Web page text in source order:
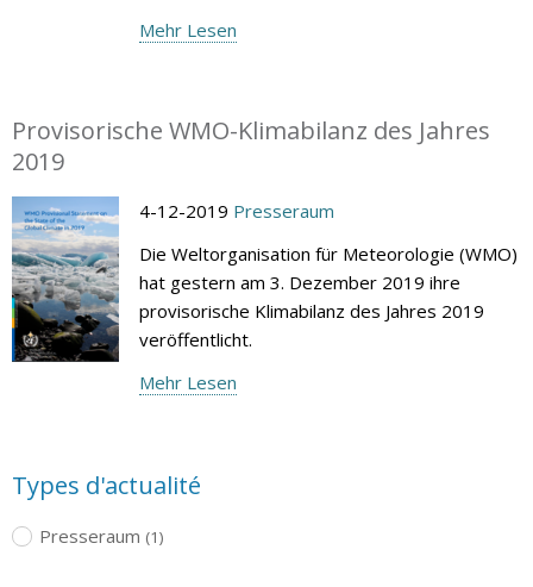
Mehr Lesen
Provisorische WMO-Klimabilanz des Jahres
2019
4-12-2019 Presseraum
Die Weltorganisation für Meteorologie (WMO)
hat gestern am 3. Dezember 2019 ihre
provisorische Klimabilanz des Jahres 2019
veröffentlicht.
Mehr Lesen
Types d'actualité
Presseraum (1)